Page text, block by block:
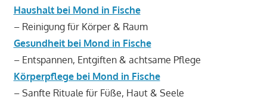
Haushalt bei Mond in Fische
– Reinigung für Körper & Raum
Gesundheit bei Mond in Fische
– Entspannen, Entgiften & achtsame Pflege
Körperpflege bei Mond in Fische
– Sanfte Rituale für Füße, Haut & Seele